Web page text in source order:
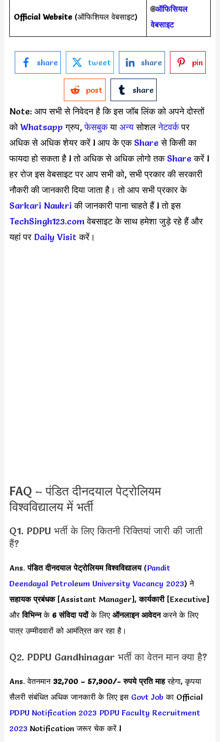
Official Website (ऑफिशियल वेबसाइट)
🌐ऑफिसियल
वेबसाइट
share tweet share pin
post share
Note: आप सभी से निवेदन है कि इस जॉब लिंक को अपने दोस्तों
कोWhatsapp ग्रुप,फेसबुकयाअन्यसोशलनेटवर्कपर
अधिक से अधिक शेयर करें l आप के एक Shareसे किसी का
फायदा हो सकता है l तो अधिक से अधिक लोगो तकShareकरें l
हर रोज इस वेबसाइट पर आप सभी को, सभी प्रकार की सरकारी
नौकरी की जानकारी दिया जाता है। तो आप सभी प्रकार के
Sarkari Naukri की जानकारी पाना चाहते हैं l तो इस
TechSingh123.comवेबसाइट के साथ हमेशा जुड़े रहे हैं और
यहां पर Daily Visit करें।
FAQ – पंडित दीनदयाल पेट्रोलियम
विश्वविद्यालय में भर्ती
Q1. PDPU भर्ती के लिए कितनी रिक्तियां जारी की जाती
हैं?
Ans.पंडित दीनदयाल पेट्रोलियम विश्वविद्यालय(Pandit
Deendayal Petroleum University Vacancy 2023) ने
सहायक प्रबंधक [Assistant Manager],कार्यकारी[Executive]
औरविभिन्नके6 संविदा पदोंके लिए ऑनलाइन आवेदनकरने के लिए
पात्र उम्मीदवारों को आमंत्रित कर रहा है।
Q2. PDPU Gandhinagar भर्ती का वेतन मान क्या है?
Ans. वेतनमान 32,700 – 57,900/- रुपये प्रति माहरहेगा, कृपया
सैलरी संबंधित अधिक जानकारी के लिए इस Govt Job का Official
PDPU Notification 2023 PDPU Faculty Recruitment
2023 Notification जरूर चेक करें l